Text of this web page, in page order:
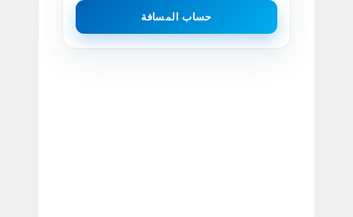
حساب المسافة